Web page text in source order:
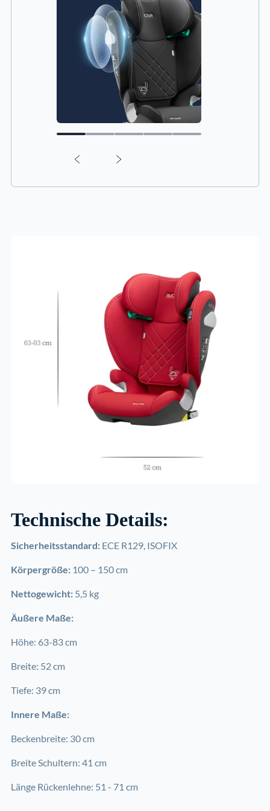
Technische Details:
Sicherheitsstandard: ECE R129, ISOFIX
Körpergröße: 100 – 150 cm
Nettogewicht: 5,5 kg
Äußere Maße:
Höhe: 63-83 cm
Breite: 52 cm
Tiefe: 39 cm
Innere Maße:
Beckenbreite: 30 cm
Breite Schultern: 41 cm
Länge Rückenlehne: 51 - 71 cm